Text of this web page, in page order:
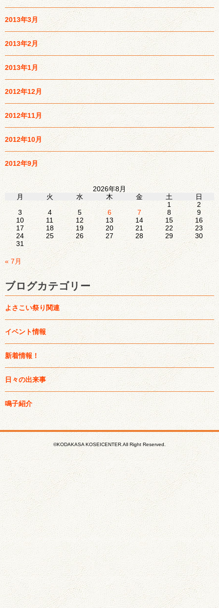
2013年3月
2013年2月
2013年1月
2012年12月
2012年11月
2012年10月
2012年9月
2026年8月
月
火 水 木 金 土
日
1
2
3
4 5 6 7 8
9
10
11 12 13 14 15
16
17
18 19 20 21 22
23
24
25 26 27 28 29
30
31
« 7月
ブログカテゴリー
よさこい祭り関連
イベント情報
新着情報！
日々の出来事
鳴子紹介
©KODAKASA KOSEICENTER.All Right Reserved.